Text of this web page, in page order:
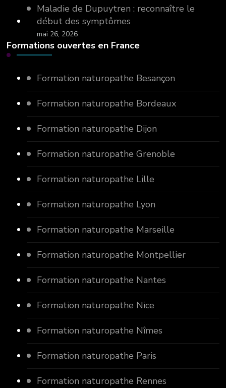
Maladie de Dupuytren : reconnaître le
début des symptômes
mai 26, 2026
Formations ouvertes en France
Formation naturopathe Besançon
Formation naturopathe Bordeaux
Formation naturopathe Dijon
Formation naturopathe Grenoble
Formation naturopathe Lille
Formation naturopathe Lyon
Formation naturopathe Marseille
Formation naturopathe Montpellier
Formation naturopathe Nantes
Formation naturopathe Nice
Formation naturopathe Nîmes
Formation naturopathe Paris
Formation naturopathe Rennes